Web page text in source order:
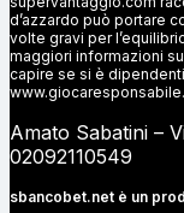
d’azzardo può portare
volte gravi per
maggiori informazioni
capire se si è
Amato Sabatini –
02092110549
sbancobet.net è un